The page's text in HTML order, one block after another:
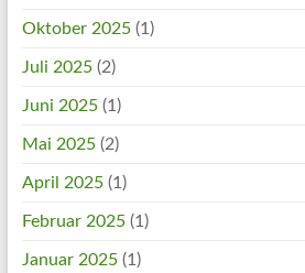
Oktober 2025(1)
Juli 2025(2)
Juni 2025(1)
Mai 2025(2)
April 2025(1)
Februar 2025(1)
Januar 2025(1)